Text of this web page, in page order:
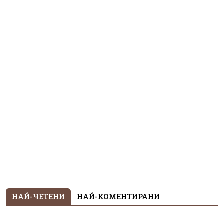
НАЙ-ЧЕТЕНИ НАЙ-КОМЕНТИРАНИ